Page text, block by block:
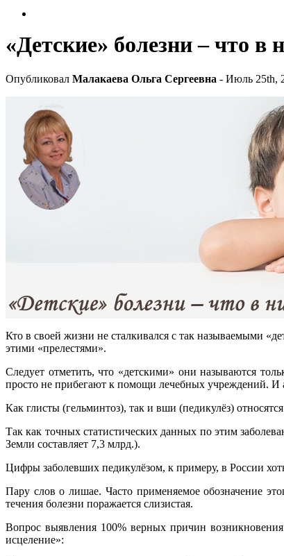
«Детские» болезни – что в
Опубликовал Малакаева Ольга Сергеевна - Июль 25th,
Кто в своей жизни не сталкивался с так называемыми
этими «прелестями».
Следует отметить, что «детскими» они называются
просто не прибегают к помощи лечебных учреждений. И
Как глисты (гельминтоз), так и вши (педикулёз)
Так как точных статистических данных по этим
Земли составляет 7,3 млрд.).
Цифры заболевших педикулёзом, к примеру, в России
Пару слов о лишае. Часто применяемое обозначение
течения болезни поражается слизистая.
Вопрос выявления 100% верных причин
исцеление»: